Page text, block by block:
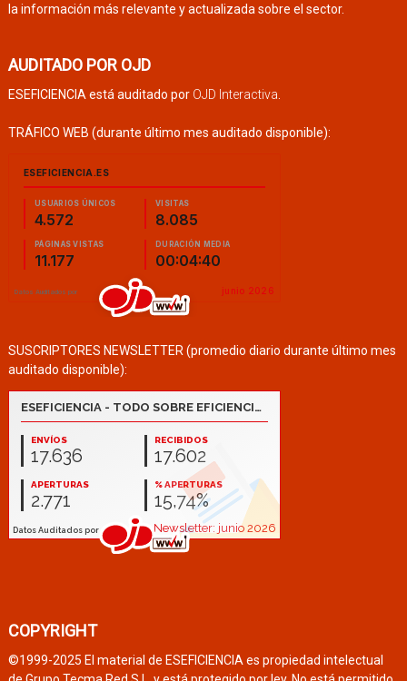
la información más relevante y actualizada sobre el sector.
AUDITADO POR OJD
ESEFICIENCIA está auditado por OJD Interactiva
TRÁFICO WEB (durante último mes auditado disponible):
SUSCRIPTORES NEWSLETTER (promedio diario durante último mes
auditado disponible):
COPYRIGHT
©1999-2025 El material de ESEFICIENCIA es propiedad intelectual